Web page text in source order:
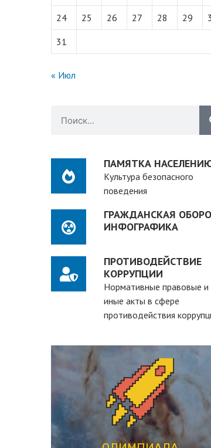
24 25 26 27 28 29
31
« Июл
ПАМЯТКА
Культура безопасного
поведения
ГРАЖДАНСКАЯ
ИНФОГРАФИКА
ПРОТИВОДЕЙСТВИЕ
КОРРУПЦИИ
Нормативные правовые и
иные акты в сфере
противодействия
студенческая олимпиада,
рассчитанная на действующих
студентов вузов
ПЕРЕЙТИ